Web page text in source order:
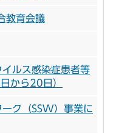
教育会議
ルス感染症患者等
から20日）
ク（SSW）事業に